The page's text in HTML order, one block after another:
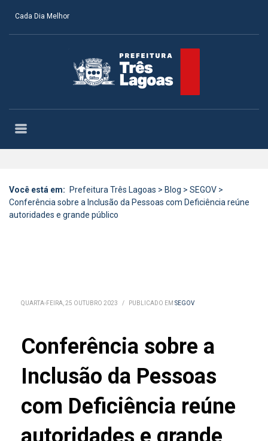
Cada Dia Melhor
Você está em: Prefeitura Três Lagoas > Blog > SEGOV >
Conferência sobre a Inclusão da Pessoas com Deficiência reúne
autoridades e grande público
QUARTA-FEIRA, 25 OUTUBRO 2023 / PUBLICADO EM SEGOV
Conferência sobre a
Inclusão da Pessoas
com Deficiência reúne